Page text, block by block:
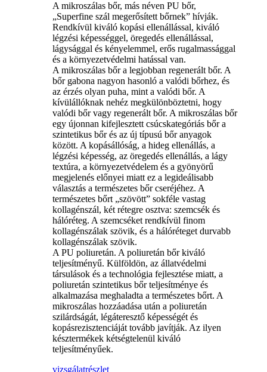
A mikroszálas bőr, más néven PU bőr,
„Superfine szál megerősített bőrnek” hívják.
Rendkívül kiváló kopási ellenállással, kiváló
légzési képességgel, öregedés ellenállással,
lágysággal és kényelemmel, erős rugalmassággal
és a környezetvédelmi hatással van.
A mikroszálas bőr a legjobban regenerált bőr. A
bőr gabona nagyon hasonló a valódi bőrhez, és
az érzés olyan puha, mint a valódi bőr. A
kívülállóknak nehéz megkülönböztetni, hogy
valódi bőr vagy regenerált bőr. A mikroszálas bőr
egy újonnan kifejlesztett csúcskategóriás bőr a
szintetikus bőr és az új típusú bőr anyagok
között. A kopásállóság, a hideg ellenállás, a
légzési képesség, az öregedés ellenállás, a lágy
textúra, a környezetvédelem és a gyönyörű
megjelenés előnyei miatt ez a legideálisabb
választás a természetes bőr cseréjéhez. A
természetes bőrt „szövött” sokféle vastag
kollagénszál, két rétegre osztva: szemcsék és
hálóréteg. A szemcséket rendkívül finom
kollagénszálak szövik, és a hálóréteget durvabb
kollagénszálak szövik.
A PU poliuretán. A poliuretán bőr kiváló
teljesítményű. Külföldön, az állatvédelmi
társulások és a technológia fejlesztése miatt, a
poliuretán szintetikus bőr teljesítménye és
alkalmazása meghaladta a természetes bőrt. A
mikroszálas hozzáadása után a poliuretán
szilárdságát, légáteresztő képességét és
kopásrezisztenciáját tovább javítják. Az ilyen
késztermékek kétségtelenül kiváló
teljesítményűek.
vizsgálatrészlet